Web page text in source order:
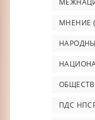
МНЕНИЕ
ПДС